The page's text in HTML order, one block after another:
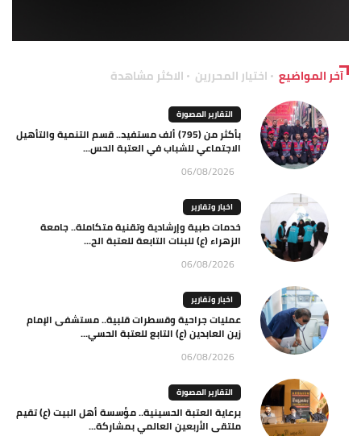
آخر المواضيع اختيار المحررين الاكثر مشاهدة
التقارير المصورة
بأكثر من (795) ألف مستفيد.. قسم التنمية والتأهيل
الاجتماعي للشباب في العتبة الحس...
06/08/2026
اخبار وتقارير
خدمات طبية وإرشادية وتقنية متكاملة.. جامعة
الزهراء (ع) للبنات التابعة للعتبة الح...
06/08/2026
اخبار وتقارير
عمليات جراحية وقسطرات قلبية.. مستشفى الإمام
زين العابدين (ع) التابع للعتبة الحسي...
06/08/2026
التقارير المصورة
برعاية العتبة الحسينية.. مؤسسة أهل البيت (ع) تقيم
ملتقى الأربعين العالمي بمشاركة...